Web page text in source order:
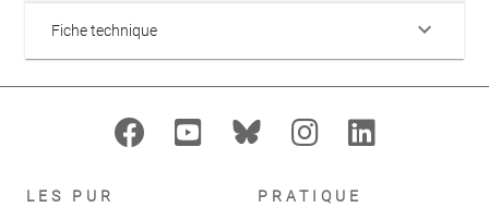
Fiche technique keyboard_arrow_down
LES PUR PRATIQUE